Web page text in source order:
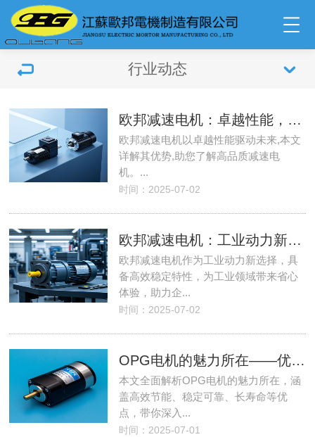
行业动态
欧邦减速电机：卓越性能，驱动未来无限可能
欧邦减速电机以卓越性能驱动未来,本文
详解其优势,助您了解高品质减速电
机。...
时间：2025-07-02
欧邦减速电机：工业动力新选择，高效稳定更省心
欧邦减速电机作为工业动力新选择，具
备高效稳定特性，为工业领域带来省心
体验，助力企...
时间：2025-07-02
OPG电机的魅力所在——优点全解析
本文全面解析OPG电机的魅力所在，涵
盖高效节能、稳定可靠、长寿命等优
点，带你深入...
时间：2025-07-01